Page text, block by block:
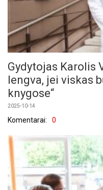
Gydytojas Karolis
lengva, jei viskas
knygose“
2025-10-14
Komentarai: 0